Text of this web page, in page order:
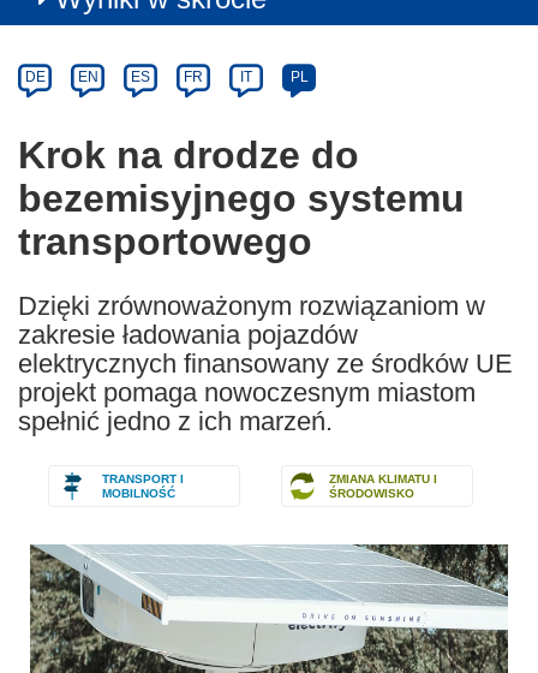
Category
Article
available
the
following
languages:
DE EN ES FR IT PL
Krok na drodze do
bezemisyjnego systemu
transportowego
Dzięki zrównoważonym rozwiązaniom w
zakresie ładowania pojazdów
elektrycznych finansowany ze środków UE
projekt pomaga nowoczesnym miastom
spełnić jedno z ich marzeń.
TRANSPORT I
MOBILNOŚĆ
ZMIANA KLIMATU I
ŚRODOWISKO